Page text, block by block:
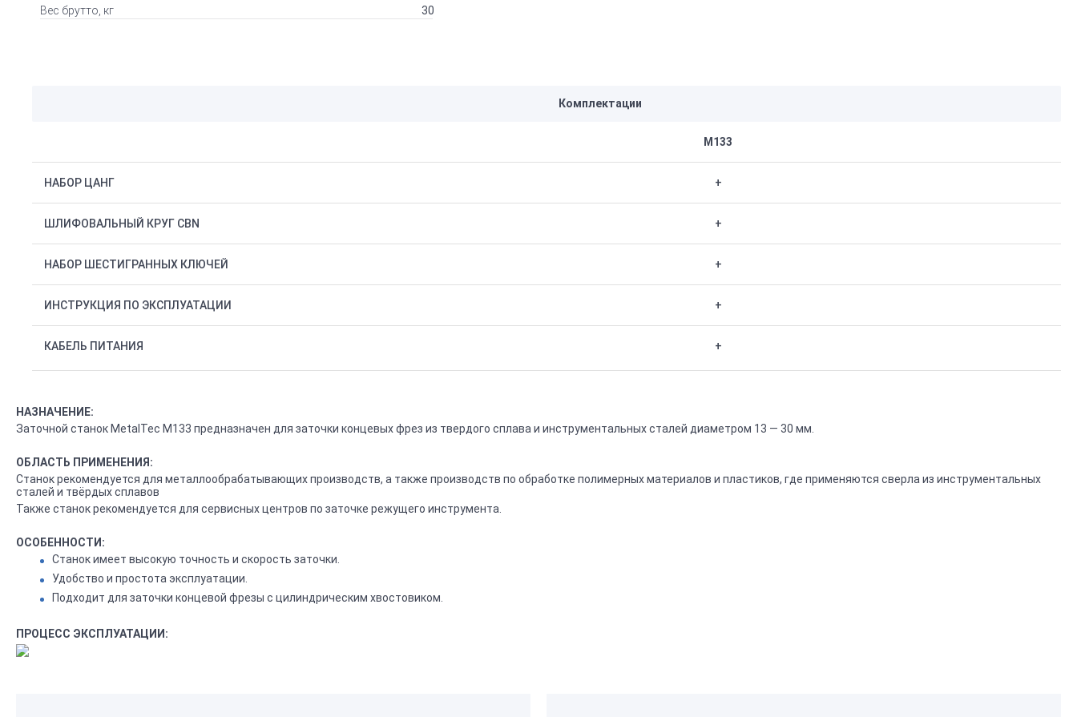
Вес брутто, кг 30
Комплектации
M133
НАБОР ЦАНГ +
ШЛИФОВАЛЬНЫЙ КРУГ CBN +
НАБОР ШЕСТИГРАННЫХ КЛЮЧЕЙ +
ИНСТРУКЦИЯ ПО ЭКСПЛУАТАЦИИ +
КАБЕЛЬ ПИТАНИЯ +
НАЗНАЧЕНИЕ:
Заточной станок MetalTec M133 предназначен для заточки концевых фрез из твердого сплава и инструментальных сталей диаметром 13 — 30 мм.
ОБЛАСТЬ ПРИМЕНЕНИЯ:
Станок рекомендуется для металлообрабатывающих производств, а также производств по обработке полимерных материалов и пластиков, где применяются сверла из инструментальных
сталей и твёрдых сплавов
Также станок рекомендуется для сервисных центров по заточке режущего инструмента.
ОСОБЕННОСТИ:
Станок имеет высокую точность и скорость заточки.
Удобство и простота эксплуатации.
Подходит для заточки концевой фрезы с цилиндрическим хвостовиком.
ПРОЦЕСС ЭКСПЛУАТАЦИИ: